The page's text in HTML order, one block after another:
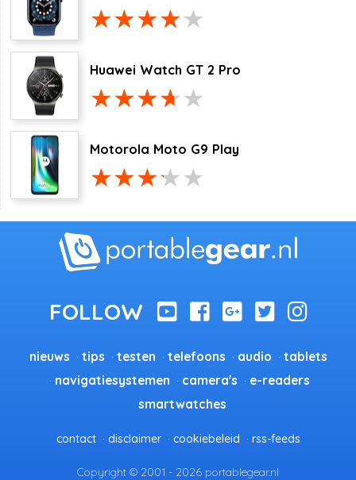
Huawei Watch GT 2 Pro
Motorola Moto G9 Play
nieuws tips testen telefoons audio
tablets
navigatiesystemen
camera's
e-readers
smartwatches
contact disclaimer cookiebeleid rss-feeds
Copyright © 2001 - 2026 portablegear.nl